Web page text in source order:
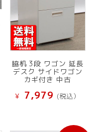
脇机 3段 ワゴン 延長
デスク サイドワゴン
カギ付き 中古
¥ 7,979 (税込）